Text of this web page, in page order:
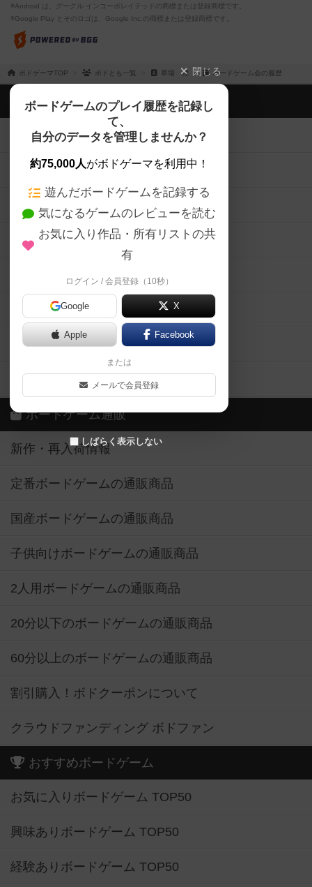
※Android は、グーグル インコーポレイテッドの商標または登録商標です。
※Google Play とそのロゴは、Google Inc.の商標または登録商標です。
ボドゲーマTOP ボドとも一覧 草場 律 ボードゲーム会の履歴
閉じる
ボードゲームのプレイ履歴を記録し
て、
自分のデータを管理しませんか？
約75,000人がボドゲーマを利用中！
遊んだボードゲームを記録する
気になるゲームのレビューを読む
お気に入り作品・所有リストの共
有
ログイン / 会員登録（10秒）
Google X
Apple Facebook
または
メールで会員登録
しばらく表示しない
ボドゲーマTOP
ボードゲームを検索する
ボードゲームの新着レビュー
ボードゲーム会情報
メカニクス特集
掲示板・トピックス
ボドとも・会員一覧
ボードゲーム業界コラム
ボドゲーマご利用案内
ボードゲーム通販
新作・再入荷情報
定番ボードゲームの通販商品
国産ボードゲームの通販商品
子供向けボードゲームの通販商品
2人用ボードゲームの通販商品
20分以下のボードゲームの通販商品
60分以上のボードゲームの通販商品
割引購入！ボドクーポンについて
クラウドファンディング ボドファン
おすすめボードゲーム
お気に入りボードゲーム TOP50
興味ありボードゲーム TOP50
経験ありボードゲーム TOP50